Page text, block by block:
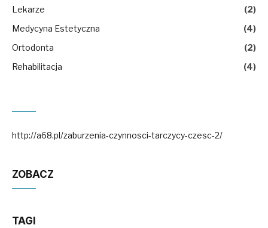
Lekarze
(2)
Medycyna Estetyczna
(4)
Ortodonta
(2)
Rehabilitacja
(4)
http://a68.pl/zaburzenia-czynnosci-tarczycy-czesc-2/
ZOBACZ
TAGI